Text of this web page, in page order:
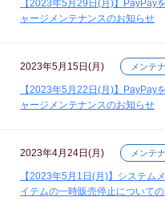
【2023年5月29日(月)】PayPay
ャージメンテナンスのお知らせ
2023年5月15日(月) メンテ
【2023年5月22日(月)】PayPay
ャージメンテナンスのお知らせ
2023年4月24日(月) メンテ
【2023年5月1日(月)】システム
イテムの一時販売停止について